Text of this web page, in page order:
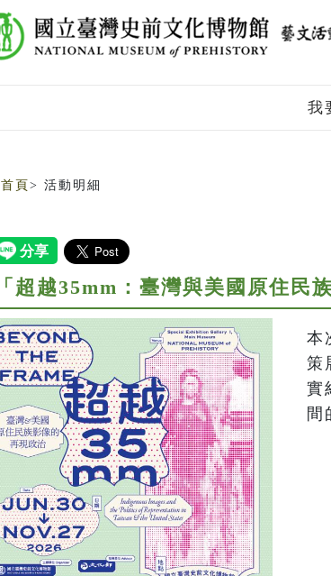
我
首頁 > 活動明細
「超越35mm：臺灣與美國原住民
本
策
實
間